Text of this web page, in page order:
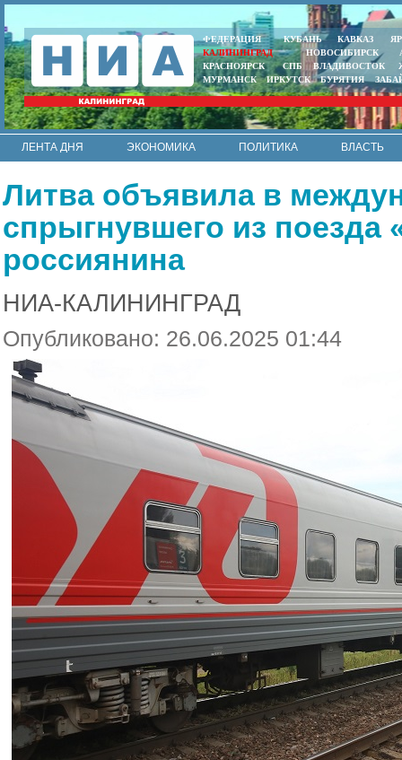
ФЕДЕРАЦИЯ КУБАНЬ КАВКАЗ
КАЛИНИНГРАД
НОВОСИБИРСК
КРАСНОЯРСК
СПБ ВЛАДИВОСТОК
МУРМАНСК
ИРКУТСК БУРЯТИЯ
ЛЕНТА ДНЯ ЭКОНОМИКА ПОЛИТИКА
ВЛАСТЬ
RSS
Литва объявила в
спрыгнувшего из поезда
россиянина
НИА-КАЛИНИНГРАД
Опубликовано: 26.06.2025 01:44